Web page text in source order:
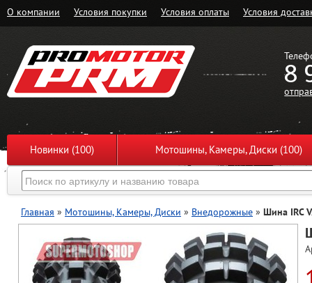
О компании Условия покупки Условия оплаты Условия
8
Новинки (100) Мотошины, Камеры, Диски (100)
Главная » Мотошины, Камеры, Диски » Внедорожные » Шина IRC